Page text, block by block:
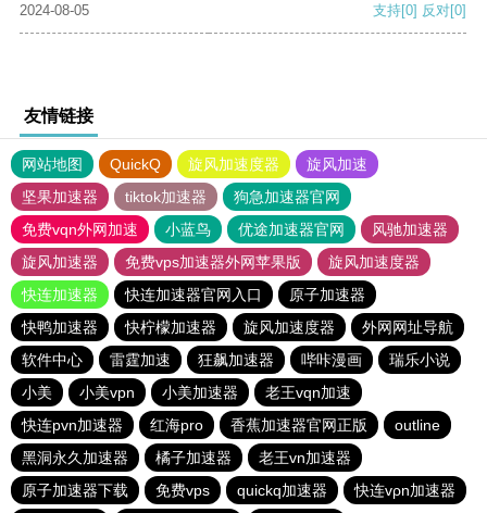
2024-08-05
支持[0] 反对[0]
友情链接
网站地图 QuickQ 旋风加速度器
旋风加速
坚果加速器
tiktok加速器
狗急加速器官网
免费vqn外网加速
小蓝鸟 优途加速器官网
风驰加速器
旋风加速器
免费vps加速器外网苹果版
旋风加速度器
快连加速器
快连加速器官网入口
原子加速器
快鸭加速器
快柠檬加速器 旋风加速度器
外网网址导航
软件中心
雷霆加速 狂飙加速器 哔咔漫画
瑞乐小说
小美
小美vpn 小美加速器
老王vqn加速
快连pvn加速器
红海pro 香蕉加速器官网正版
outline
黑洞永久加速器
橘子加速器
老王vn加速器
原子加速器下载
免费vps quickq加速器
快连vρn加速器